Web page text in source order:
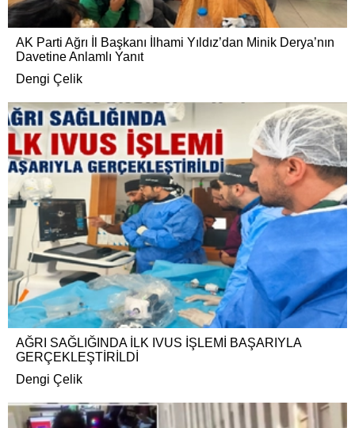
AK Parti Ağrı İl Başkanı İlhami Yıldız’dan Minik Derya’nın
Davetine Anlamlı Yanıt
Dengi Çelik
AĞRI SAĞLIĞINDA İLK IVUS İŞLEMİ BAŞARIYLA
GERÇEKLEŞTİRİLDİ
Dengi Çelik